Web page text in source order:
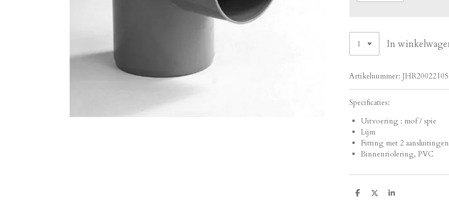
In
Artikelnummer: JHR20022105
Specificaties:
Uitvoering : mof / spie
Lijm
Fitting met 2 aansluitingen
Binnenriolering, PVC
D
D
S